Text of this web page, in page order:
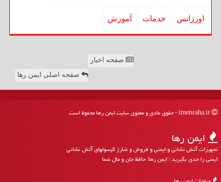
اورژانس خدمات آموزش
صفحه اخبار
صفحه اصلی ایمن رها
ایمن رها
تجهیزات آتش نشانی و ایمنی و فروش و شارژ کپسولهای آتش نشانی
ایمنی را جدی بگیرید ؛ ایمن رها: حافظ جان و مال شما